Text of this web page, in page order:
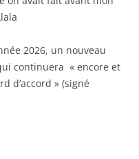
2026, un nouveau
continuera « encore et
d’accord » (signé